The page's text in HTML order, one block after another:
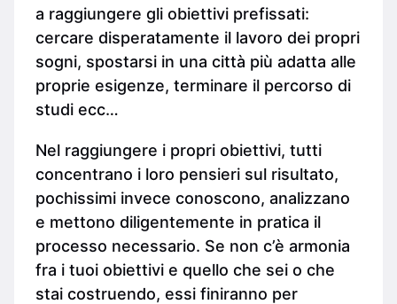
a raggiungere gli obiettivi prefissati:
cercare disperatamente il lavoro dei propri
sogni, spostarsi in una città più adatta alle
proprie esigenze, terminare il percorso di
studi ecc…
Nel raggiungere i propri obiettivi, tutti
concentrano i loro pensieri sul risultato,
pochissimi invece conoscono, analizzano
e mettono diligentemente in pratica il
processo necessario. Se non c’è armonia
fra i tuoi obiettivi e quello che sei o che
stai costruendo, essi finiranno per